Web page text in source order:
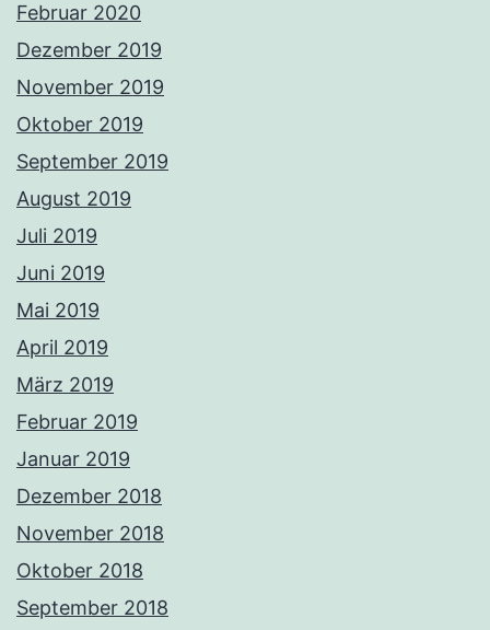
Februar 2020
Dezember 2019
November 2019
Oktober 2019
September 2019
August 2019
Juli 2019
Juni 2019
Mai 2019
April 2019
März 2019
Februar 2019
Januar 2019
Dezember 2018
November 2018
Oktober 2018
September 2018